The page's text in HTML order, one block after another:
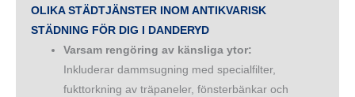
OLIKA STÄDTJÄNSTER INOM ANTIKVARISK
STÄDNING FÖR DIG I
DANDERYD
Varsam rengöring av känsliga ytor:
Inkluderar dammsugning med specialfilter,
fukttorkning av träpaneler, fönsterbänkar och